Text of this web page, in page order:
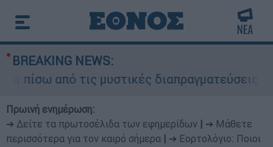
BREAKING NEWS:
από τις μυστικές διαπραγματεύσεις και
Πρωινή ενημέρωση:
➔ Δείτε τα πρωτοσέλιδα των εφημερίδων
➔ Μάθετε
περισσότερα για τον καιρό σήμερα
➔ Εορτολόγιο: Ποιοι